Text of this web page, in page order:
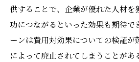
供することで、企業が優れた人材を
功につながるといった効果も期待で
ーンは費用対効果についての検証が
によって廃止されてしまうことがあ